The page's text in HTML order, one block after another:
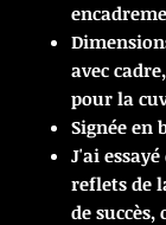
avec
pour la
Signée en
J'ai
reflets de
de succès,